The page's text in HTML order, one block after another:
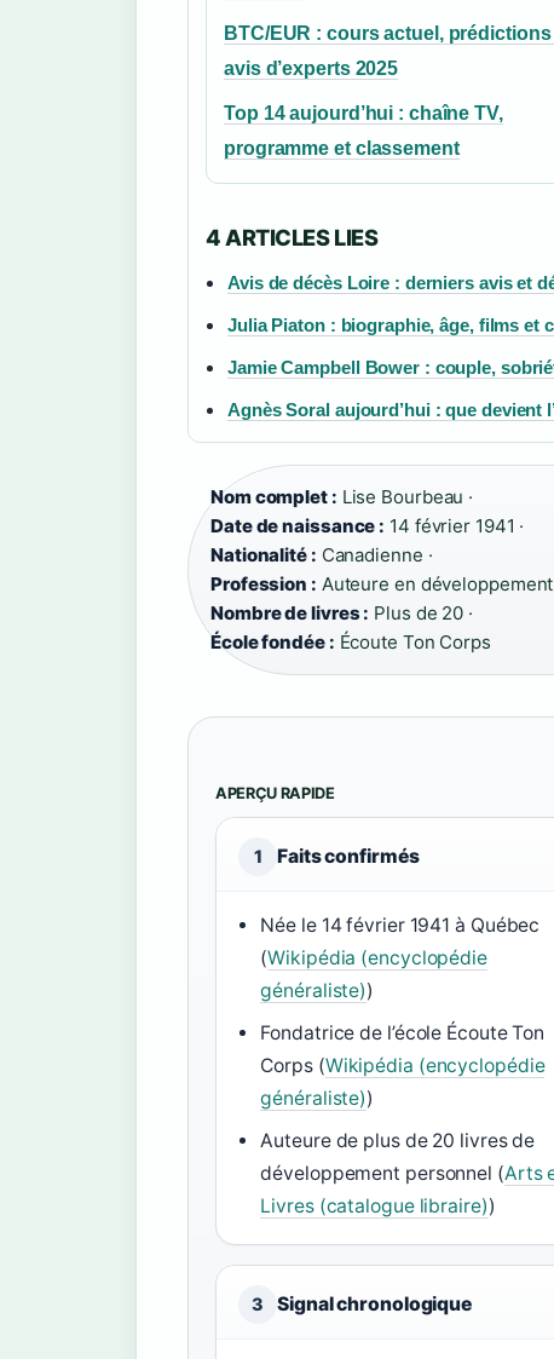
BTC/EUR : cours actuel, prédictions
avis d’experts 2025
Top 14 aujourd’hui : chaîne TV,
programme et classement
4 ARTICLES LIES
Avis de décès Loire : derniers avis et
Julia Piaton : biographie, âge, films et
Jamie Campbell Bower : couple,
Agnès Soral aujourd’hui : que devient
Nom complet : Lise Bourbeau ·
Date de naissance : 14 février 1941 ·
Nationalité : Canadienne ·
Profession : Auteure en
Nombre de livres : Plus de 20 ·
École fondée : Écoute Ton Corps
APERÇU RAPIDE
1 Faits confirmés
Née le 14 février 1941 à Québec
(Wikipédia (encyclopédie
généraliste))
Fondatrice de l’école Écoute Ton
Corps (Wikipédia (encyclopédie
généraliste))
Auteure de plus de 20 livres de
développement personnel (Arts
Livres (catalogue libraire))
3 Signal chronologique